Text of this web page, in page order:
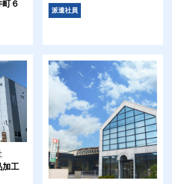
６
派遣社員
加工